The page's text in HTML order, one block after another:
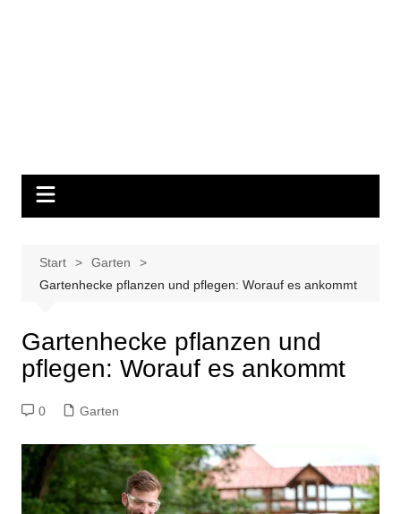
Start
Garten
Gartenhecke pflanzen und pflegen: Worauf es ankommt
Gartenhecke pflanzen und
pflegen: Worauf es ankommt
0 Garten